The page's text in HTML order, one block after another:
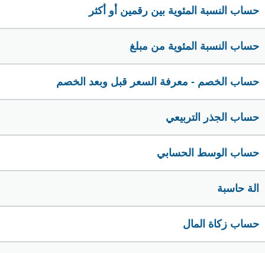
حساب النسبة المئوية بين رقمين أو أكثر
حساب النسبة المئوية من مبلغ
حساب الخصم - معرفة السعر قبل وبعد الخصم
حساب الجذر التربيعي
حساب الوسط الحسابي
الة حاسبة
حساب زكاة المال